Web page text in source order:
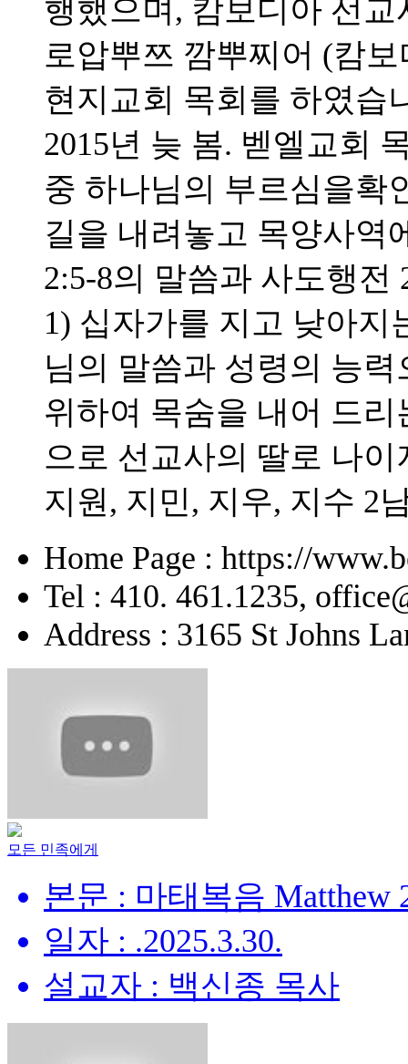
행했으며, 캄보디아 선
로압뿌쯔 깜뿌찌어 (캄
현지교회 목회를 하였습
2015년 늦 봄. 벧엘교회
중 하나님의 부르심을확
길을 내려놓고 목양사역
2:5-8의 말씀과 사도행전
1) 십자가를 지고 낮아지
님의 말씀과 성령의 능
위하여 목숨을 내어 드
으로 선교사의 딸로 나
지원, 지민, 지우, 지수 2
Home Page : https://
Tel : 410. 461.1235,
Address : 3165 St Johns
모든 민족에게
본문 : 마태복음 Matthew
일자 : .2025.3.30.
설교자 : 백신종 목사